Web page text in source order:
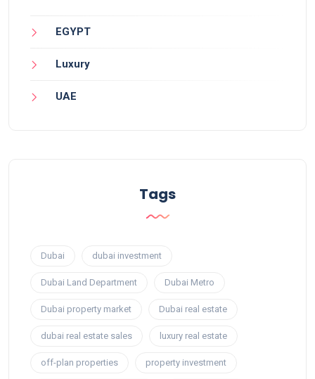
EGYPT
Luxury
UAE
Tags
Dubai dubai investment
Dubai Land Department Dubai Metro
Dubai property market Dubai real estate
dubai real estate sales luxury real estate
off-plan properties property investment